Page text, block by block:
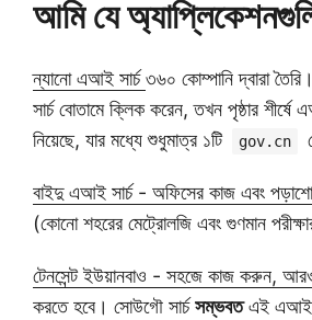
আমি যে
ন্যানো এআই সার্চ৩৬০ কোম্পানি দ্বারা
সার্চ বোতামে ক্লিক করেন, তখন পৃষ্ঠার
নিয়েছে, যার মধ্যে শুধুমাত্র ১টি
gov.cn
বাইদু এআই সার্চ - অফিসের কাজ এবং
(কোনো শহরের মেট্রোলজি এবং গুণমান
টেনসেন্ট ইউয়ানবাও - সহজে কাজ করুন,
করতে হবে। সোউগৌ সার্চসম্ভবতএই এআই